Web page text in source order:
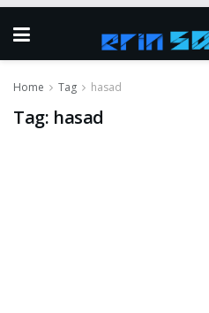
Home Tag hasad
Tag: hasad